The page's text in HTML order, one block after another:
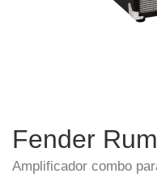
Fender
Amplificador combo